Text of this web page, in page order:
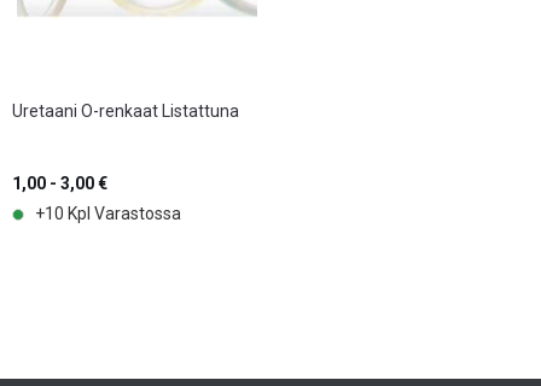
Uretaani O-renkaat Listattuna
1,00 - 3,00 €
+10 Kpl Varastossa